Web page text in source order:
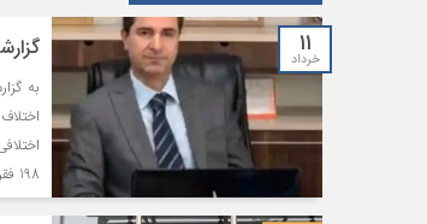
۱۱
خرداد
به
198 فقره پرونده شد .